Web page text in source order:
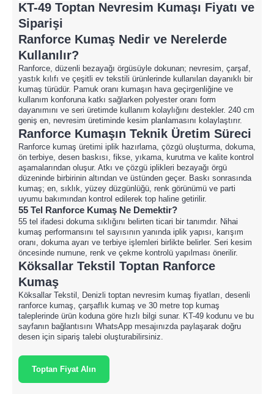
KT-49 Toptan Nevresim Kumaşı Fiyatı ve
Siparişi
Ranforce Kumaş Nedir ve Nerelerde
Kullanılır?
Ranforce, düzenli bezayağı örgüsüyle dokunan; nevresim, çarşaf,
yastık kılıfı ve çeşitli ev tekstili ürünlerinde kullanılan dayanıklı bir
kumaş türüdür. Pamuk oranı kumaşın hava geçirgenliğine ve
kullanım konforuna katkı sağlarken polyester oranı form
dayanımını ve seri üretimde kullanım kolaylığını destekler. 240 cm
geniş en, nevresim üretiminde kesim planlamasını kolaylaştırır.
Ranforce Kumaşın Teknik Üretim Süreci
Ranforce kumaş üretimi iplik hazırlama, çözgü oluşturma, dokuma,
ön terbiye, desen baskısı, fikse, yıkama, kurutma ve kalite kontrol
aşamalarından oluşur. Atkı ve çözgü iplikleri bezayağı örgü
düzeninde birbirinin altından ve üstünden geçer. Baskı sonrasında
kumaş; en, sıklık, yüzey düzgünlüğü, renk görünümü ve parti
uyumu bakımından kontrol edilerek top haline getirilir.
55 Tel Ranforce Kumaş Ne Demektir?
55 tel ifadesi dokuma sıklığını belirten ticari bir tanımdır. Nihai
kumaş performansını tel sayısının yanında iplik yapısı, karışım
oranı, dokuma ayarı ve terbiye işlemleri birlikte belirler. Seri kesim
öncesinde numune, renk ve çekme kontrolü yapılması önerilir.
Köksallar Tekstil Toptan Ranforce
Kumaş
Köksallar Tekstil, Denizli toptan nevresim kumaş fiyatları, desenli
ranforce kumaş, çarşaflık kumaş ve 30 metre top kumaş
taleplerinde ürün koduna göre hızlı bilgi sunar. KT-49 kodunu ve bu
sayfanın bağlantısını WhatsApp mesajınızda paylaşarak doğru
desen için sipariş talebi oluşturabilirsiniz.
Toptan Fiyat Alın